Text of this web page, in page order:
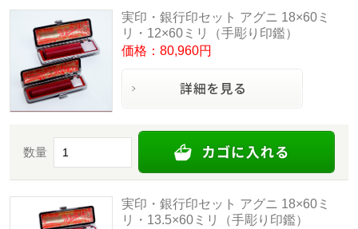
実印・銀行印セット アグニ 18×60ミ
リ・12×60ミリ（手彫り印鑑）
価格：80,960円
数量
実印・銀行印セット アグニ 18×60ミ
リ・13.5×60ミリ（手彫り印鑑）